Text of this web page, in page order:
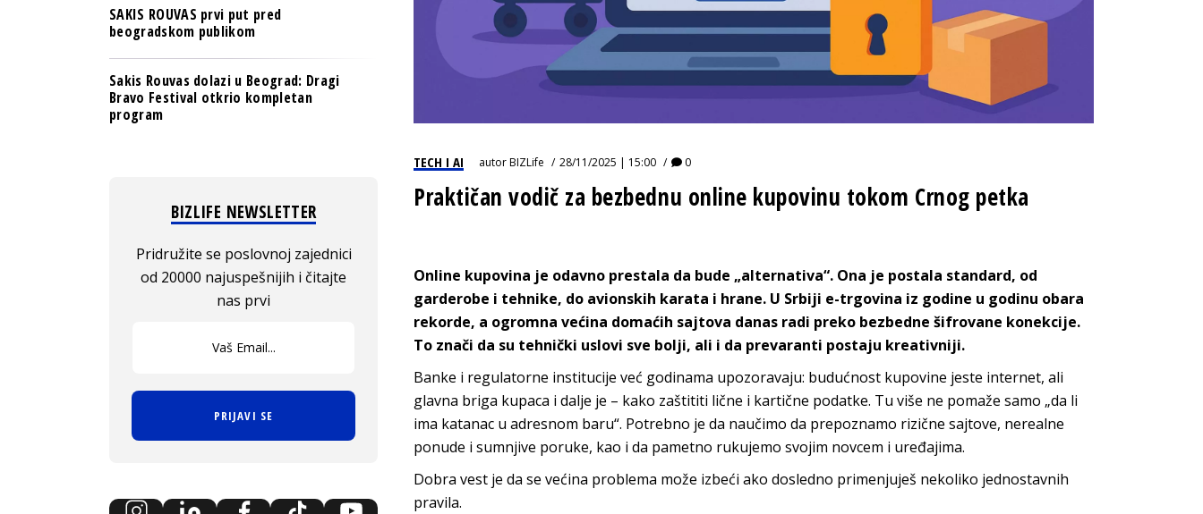
TECH I AI autorBIZLife 28/11/2025 | 15:00 0
Praktičan vodič za bezbednu online kupovinu tokom Crnog petka
Online kupovina je odavno prestala da bude „alternativa“. Ona je postala standard, od
garderobe i tehnike, do avionskih karata i hrane. U Srbiji e-trgovina iz godine u godinu obara
rekorde, a ogromna većina domaćih sajtova danas radi preko bezbedne šifrovane konekcije.
To znači da su tehnički uslovi sve bolji, ali i da prevaranti postaju kreativniji.
Banke i regulatorne institucije već godinama upozoravaju: budućnost kupovine jeste internet, ali
glavna briga kupaca i dalje je – kako zaštititi lične i kartične podatke. Tu više ne pomaže samo „da li
ima katanac u adresnom baru“. Potrebno je da naučimo da prepoznamo rizične sajtove, nerealne
ponude i sumnjive poruke, kao i da pametno rukujemo svojim novcem i uređajima.
Dobra vest je da se većina problema može izbeći ako dosledno primenjuješ nekoliko jednostavnih
pravila.
SAKIS ROUVAS prvi put pred
beogradskom publikom
Sakis Rouvas dolazi u Beograd: Dragi
Bravo Festival otkrio kompletan
program
BIZLIFE NEWSLETTER
Pridružite se poslovnoj zajednici
od 20000 najuspešnijih i čitajte
nas prvi
PRIJAVI SE